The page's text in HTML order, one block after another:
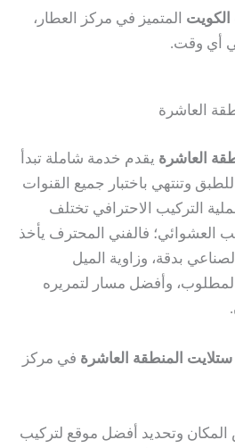
المتميز في مركز العطار،
أي وقت.
العاشرة
العاشرة يقدم خدمة شاملة تبدأ
وتنتهي باختبار جميع القنوات
التركيب الاحترافي تختلف
العشوائي؛ فالفني المحترف يأخذ
بدقة، وزاوية الميل
المطلوب، وأفضل مسار لتمريره
المنطقة العاشرة في مركز
وتحديد أفضل موقع لتركيب